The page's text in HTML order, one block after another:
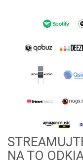
NA TO